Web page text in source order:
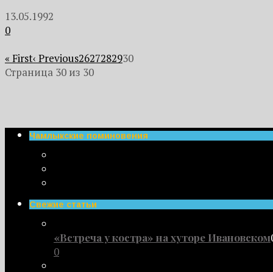
13.05.1992
0
« First‹ Previous2627282930
Страница 30 из 30
Чамлыкские поминовения
Свежие статьи
«Встреча у костра» на хуторе Ивановском
0